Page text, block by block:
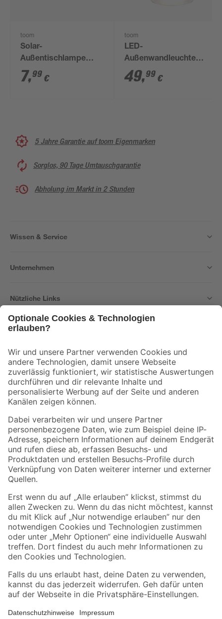
toom
Solar-
Außentischlampe
warmweiß IP 44 Ø
12,5 x 9,5 cm
7,99 €
toom
LED-
Außenwandleuchte
'Lotse' 1000 lm
warmweiß IP 44 Ø 9 x
49,99 €
5 Jahre Garantie auf toom Eigenmarken
Sorglos, 90 Tage Umtauschgarantie
Abholung im Markt in 2 Stunden
Wissen & Service
Unternehmen
Nützliche Links
Der toom Newsletter: Keine Angebote und Aktionen mehr verpassen!
Zur Newsletter Anmeldung
Folge uns
Zahlungsarten Versandarten
Sicher einkaufen
Jetzt die toom-App herunterladen
Alle Preisangaben in EUR inkl. gesetzl. MwSt.. Die dargestellten Angebote sind unter
Umständen nicht in allen Märkten verfügbar. Die angegebenen Verfügbarkeiten beziehen
Produkte nur solange der Vorrat reicht.
*Paketversand ab 59 € versandkostenfrei, gilt nicht für Artikel mit Speditionsversand, hier